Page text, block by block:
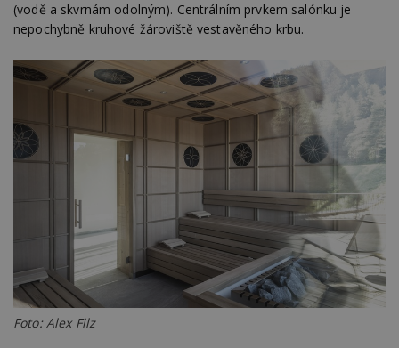
(vodě a skvrnám odolným). Centrálním prvkem salónku je
nepochybně kruhové žároviště vestavěného krbu.
Foto: Alex Filz